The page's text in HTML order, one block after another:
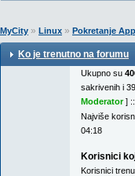
MyCity » Linux » Pokretanje
Ko je trenutno na forumu
Ukupno su
sakrivenih i
Moderator] ::
Najviše
04:18
Korisnici
Korisnici